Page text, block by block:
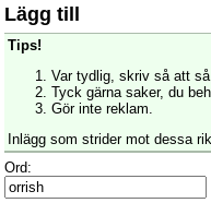
Lägg till
Tips!
Var tydlig, skriv så att
Tyck gärna saker, du
Gör inte reklam.
Inlägg som strider mot dessa
Ord: